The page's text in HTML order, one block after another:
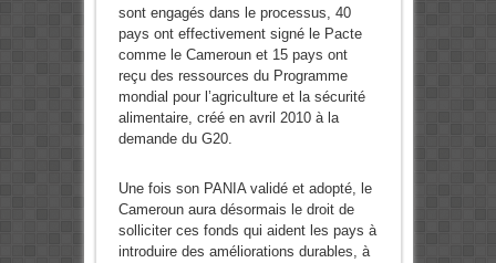
sont engagés dans le processus, 40
pays ont effectivement signé le Pacte
comme le Cameroun et 15 pays ont
reçu des ressources du Programme
mondial pour l’agriculture et la sécurité
alimentaire, créé en avril 2010 à la
demande du G20.
Une fois son PANIA validé et adopté, le
Cameroun aura désormais le droit de
solliciter ces fonds qui aident les pays à
introduire des améliorations durables, à